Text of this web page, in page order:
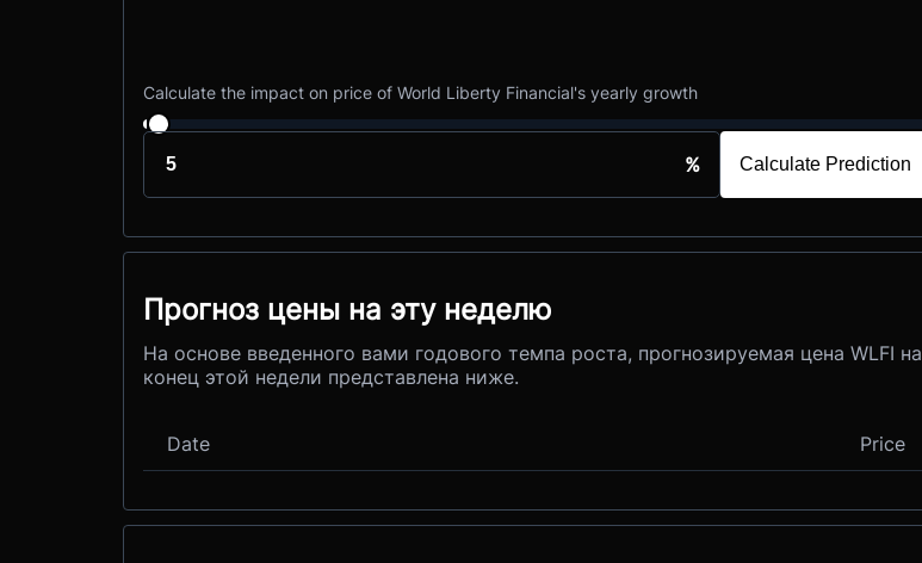
Calculate the impact on price of World Liberty Financial's yearly growth
% Calculate Prediction
Прогноз цены на эту неделю
На основе введенного вами годового темпа роста, прогнозируемая цена WLFI на
конец этой недели представлена ниже.
Date Price